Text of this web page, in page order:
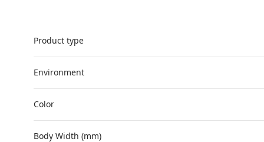
Product type
Environment
Color
Body Width (mm)